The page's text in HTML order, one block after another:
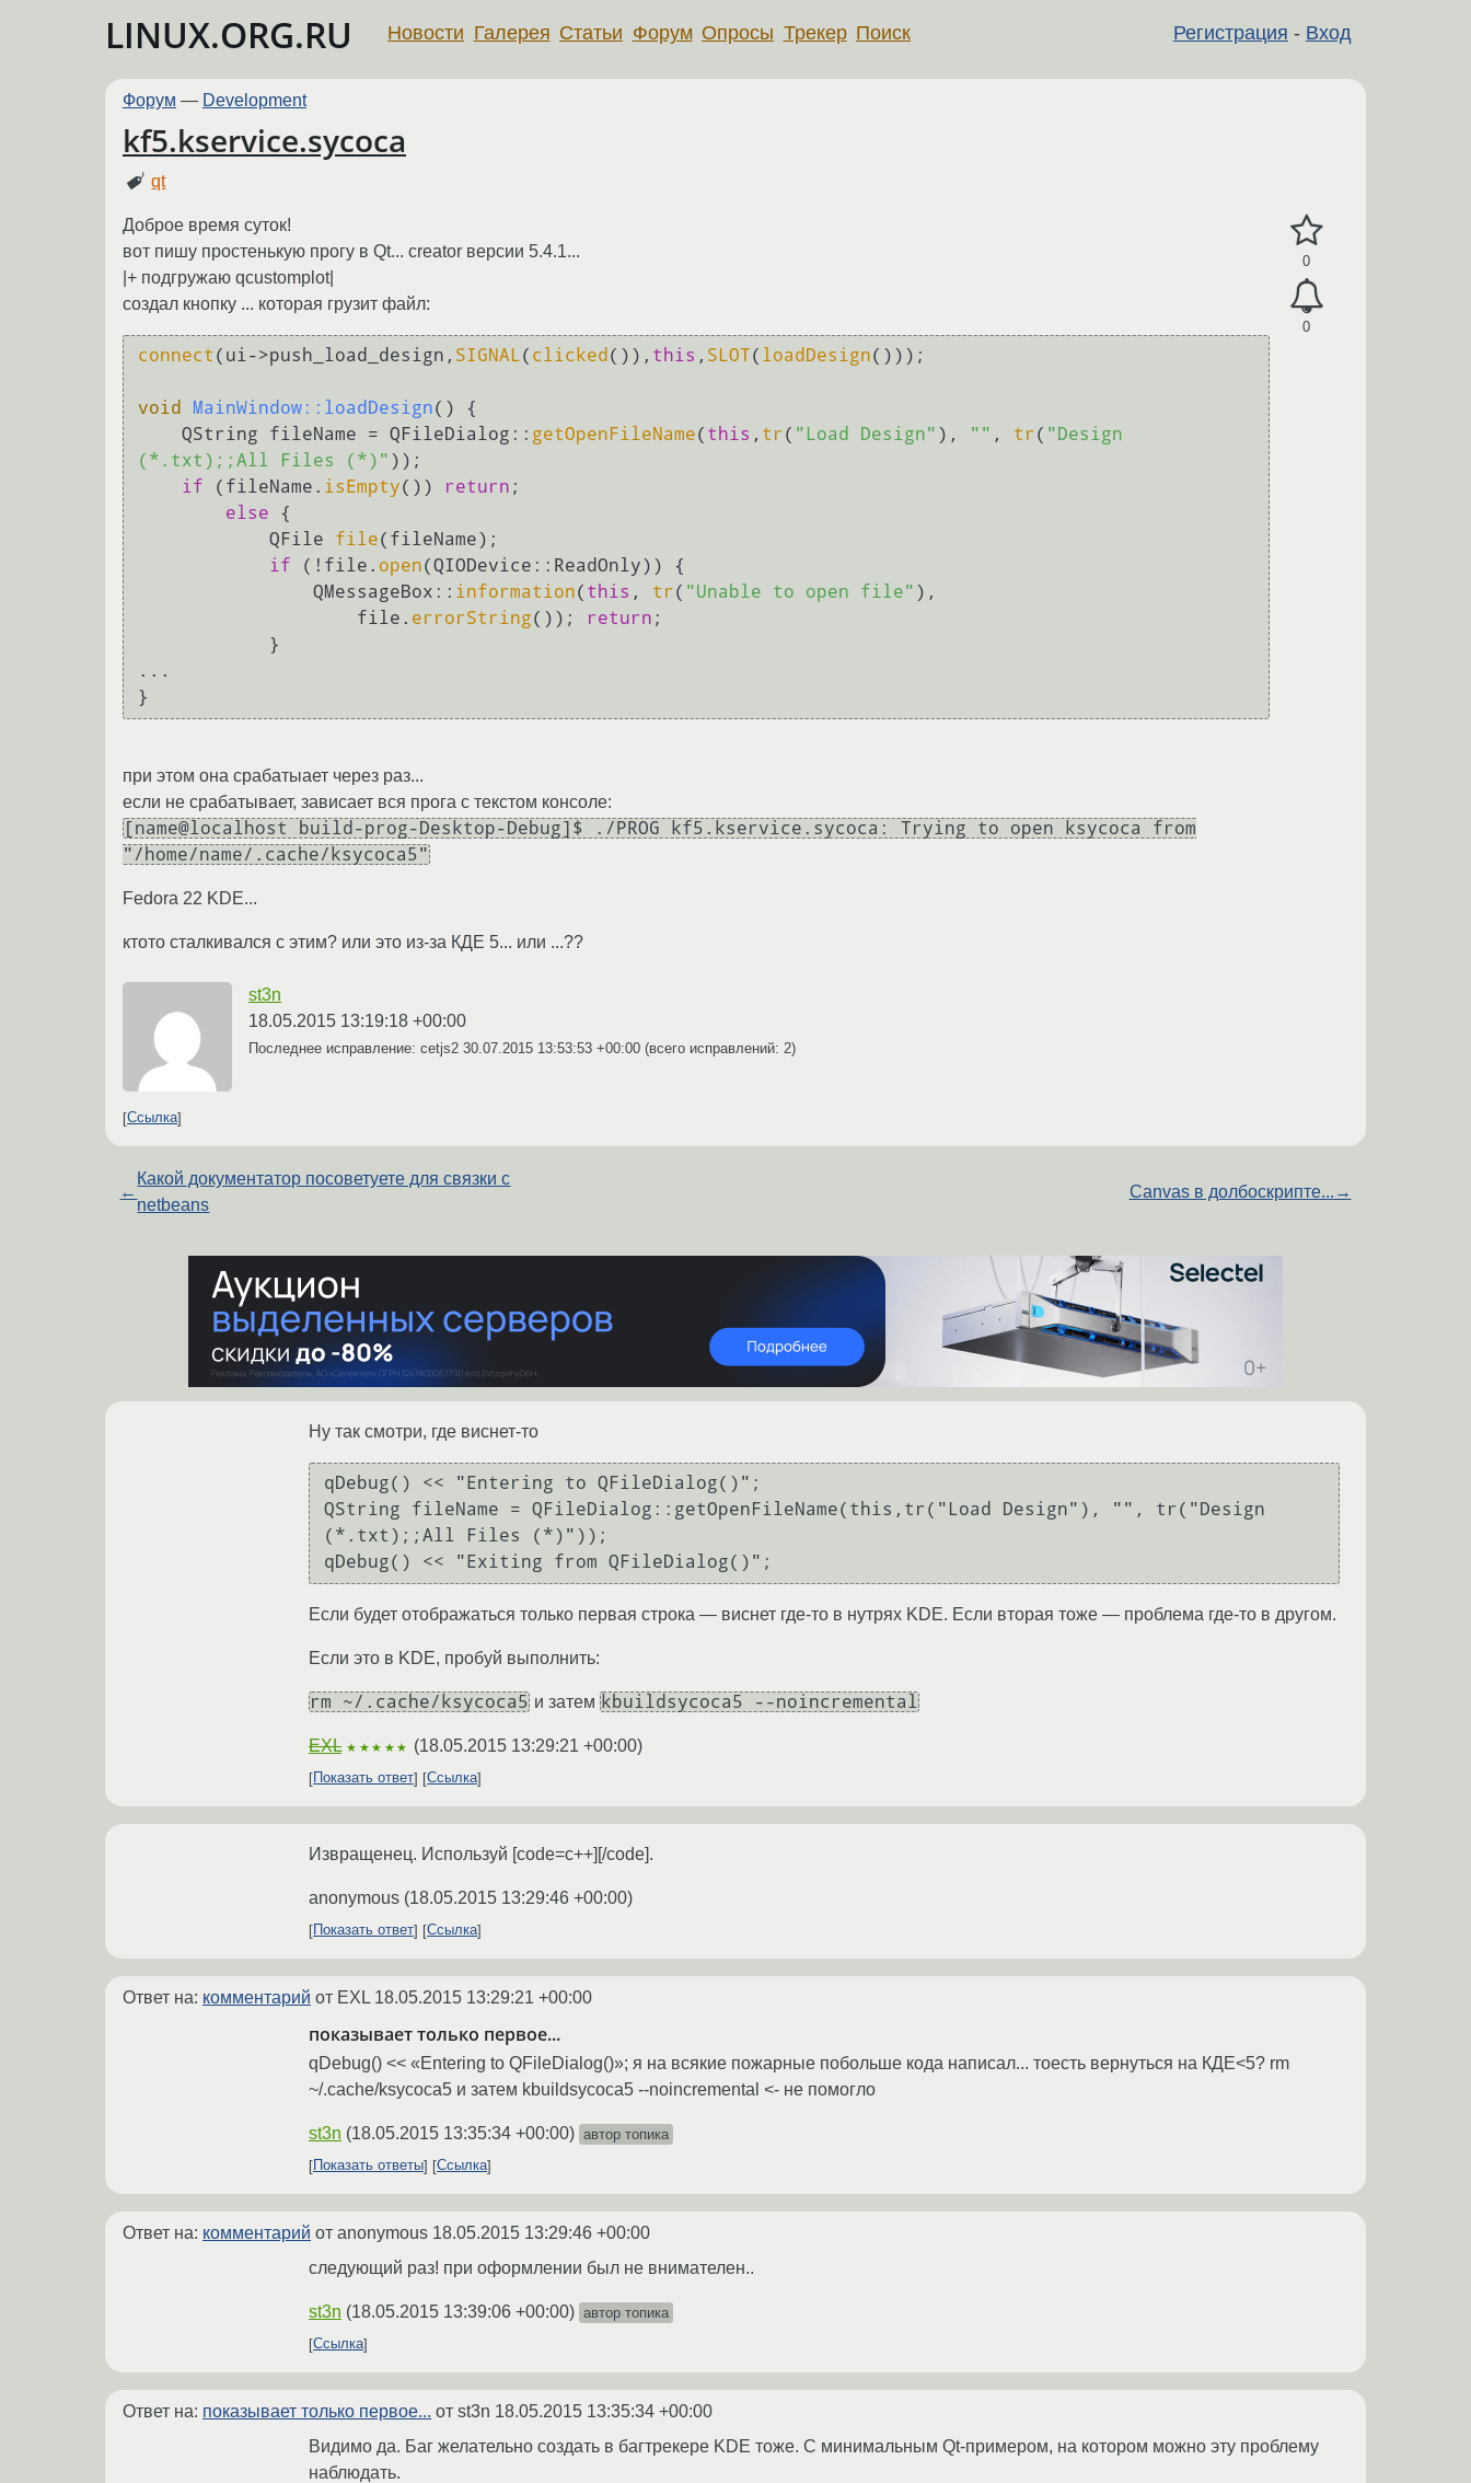
LINUX.ORG.RU Регистрация - Вход
Новости Галерея Статьи Форум Опросы Трекер Поиск
Форум — Development
kf5.kservice.sycoca
qt
0
0
Доброе время суток!
вот пишу простенькую прогу в Qt... creator версии 5.4.1...
|+ подгружаю qcustomplot|
создал кнопку ... которая грузит файл:
connect (ui->push_load_design, SIGNAL( clicked ()), this , SLOT( loadDesign()));
void MainWindow::loadDesign()
{
    QString fileName = QFileDialog::
getOpenFileName( this , tr( "Load Design" ), "" , tr( "Design
(*.txt);;All Files (*)" ));
if (fileName. isEmpty()) return ;
else {
            QFile
file(fileName);
if (!file. open(QIODevice::ReadOnly)) {
                QMessageBox::
information( this , tr( "Unable to open file" ),
                    file.
errorString()); return ;
...
}
при этом она срабатыает через раз...
если не срабатывает, зависает вся прога с текстом консоле:
[name@localhost build-prog-Desktop-Debug]$ ./PROG kf5.kservice.sycoca: Trying to open ksycoca from
"/home/name/.cache/ksycoca5"
Fedora 22 KDE...
ктото сталкивался с этим? или это из-за КДЕ 5... или ...??
st3n
18.05.2015 13:19:18 +00:00
Последнее исправление: cetjs2 30.07.2015 13:53:53 +00:00 (всего исправлений: 2)
Ссылка
←
Какой документатор посоветуете для связки с
netbeans
Canvas в долбоскрипте... →
Ну так смотри, где виснет-то
qDebug() << "Entering to QFileDialog()";
QString fileName = QFileDialog::getOpenFileName(this,tr("Load Design"), "", tr("Design
(*.txt);;All Files (*)"));
qDebug() << "Exiting from QFileDialog()";
Если будет отображаться только первая строка — виснет где-то в нутрях KDE. Если вторая тоже — проблема где-то в другом.
Если это в KDE, пробуй выполнить:
rm ~/.cache/ksycoca5 и затем kbuildsycoca5 --noincremental
EXL ★★★★★ (18.05.2015 13:29:21 +00:00)
Показать ответ Ссылка
Извращенец. Используй [code=c++][/code].
anonymous (18.05.2015 13:29:46 +00:00)
Показать ответ Ссылка
Ответ на: комментарий от EXL 18.05.2015 13:29:21 +00:00
показывает только первое...
qDebug() << «Entering to QFileDialog()»; я на всякие пожарные побольше кода написал... тоесть вернуться на КДЕ<5? rm
~/.cache/ksycoca5 и затем kbuildsycoca5 --noincremental <- не помогло
st3n (18.05.2015 13:35:34 +00:00) автор топика
Показать ответы
Ссылка
Ответ на: комментарий от anonymous 18.05.2015 13:29:46 +00:00
следующий раз! при оформлении был не внимателен..
st3n (18.05.2015 13:39:06 +00:00) автор топика
Ссылка
Ответ на: показывает только первое... от st3n 18.05.2015 13:35:34 +00:00
Видимо да. Баг желательно создать в багтрекере KDE тоже. С минимальным Qt-примером, на котором можно эту проблему
наблюдать.